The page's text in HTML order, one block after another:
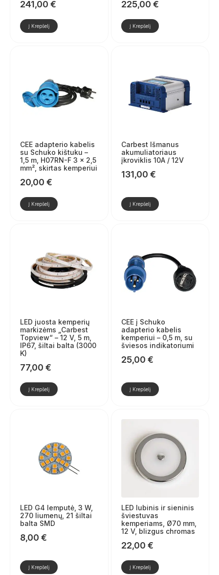
241,00 €
Į Krepšelį
225,00 €
Į Krepšelį
CEE adapterio kabelis
su Schuko kištuku –
1,5 m, H07RN-F 3 x 2,5
mm², skirtas kemperiui
20,00 €
Į Krepšelį
Carbest Išmanus
akumuliatoriaus
įkroviklis 10A / 12V
131,00 €
Į Krepšelį
LED juosta kemperių
markizėms „Carbest
Topview“ – 12 V, 5 m,
IP67, šiltai balta (3000
K)
77,00 €
Į Krepšelį
CEE į Schuko
adapterio kabelis
kemperiui – 0,5 m, su
šviesos indikatoriumi
25,00 €
Į Krepšelį
LED G4 lemputė, 3 W,
270 liumenų, 21 šiltai
balta SMD
8,00 €
Į Krepšelį
LED lubinis ir sieninis
šviestuvas
kemperiams, Ø70 mm,
12 V, blizgus chromas
22,00 €
Į Krepšelį